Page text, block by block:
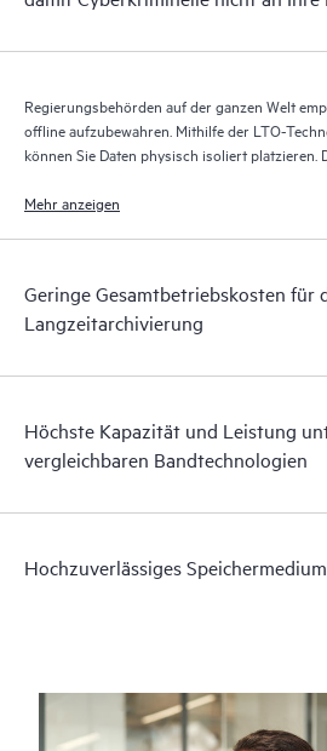
Regierungsbehörden auf der ganzen Welt
offline aufzubewahren. Mithilfe der LTO-
können Sie Daten physisch isoliert platzieren.
versuchen, sowohl Ihre primären als auch Ihre
Mehr anzeigen
Geringe Gesamtbetriebskosten für
Langzeitarchivierung
Höchste Kapazität und Leistung
vergleichbaren Bandtechnologien
Hochzuverlässiges Speichermedium